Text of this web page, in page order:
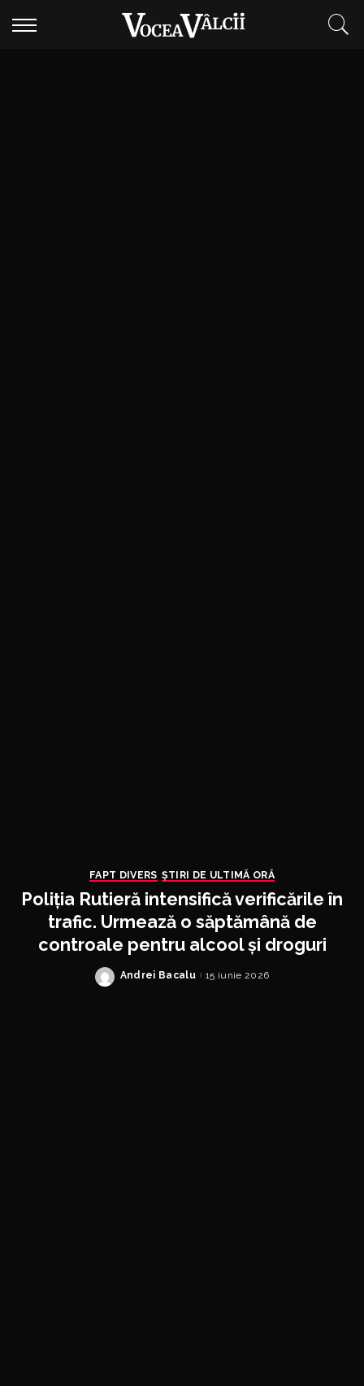
FAPT DIVERS ȘTIRI DE ULTIMĂ ORĂ
Poliția Rutieră intensifică verificările în
trafic. Urmează o săptămână de
controale pentru alcool și droguri
Posted
Andrei Bacalu 15 iunie 2026